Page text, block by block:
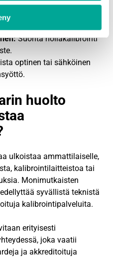
Suorita nollakalibrointi
optinen tai sähköinen
huolto
ulkoistaa ammattilaiselle,
kalibrointilaitteistoa tai
Monimutkaisten
syvällistä teknistä
kalibrointipalveluita.
erityisesti
joka vaatii
ja akkreditoituja